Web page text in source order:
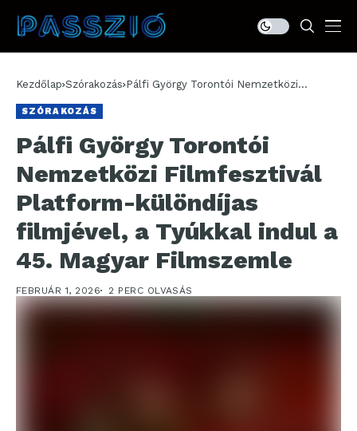
Kezdőlap Szórakozás Pálfi György Torontói Nemzetközi
SZÓRAKOZÁS
Pálfi György Torontói
Nemzetközi Filmfesztivál
Platform-különdíjas
filmjével, a Tyúkkal indul a
45. Magyar Filmszemle
FEBRUÁR 1, 2026 2 PERC OLVASÁS